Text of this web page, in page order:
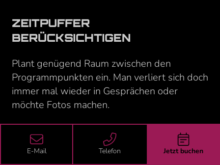
E-Mail Telefon Jetzt buchen
ZEITPUFFER
BERÜCKSICHTIGEN
Plant genügend Raum zwischen den
Programmpunkten ein. Man verliert sich doch
immer mal wieder in Gesprächen oder
möchte Fotos machen.
EHRENGAST ÜBERRASCHEN
Entscheidet, ob die Junggesellin, der